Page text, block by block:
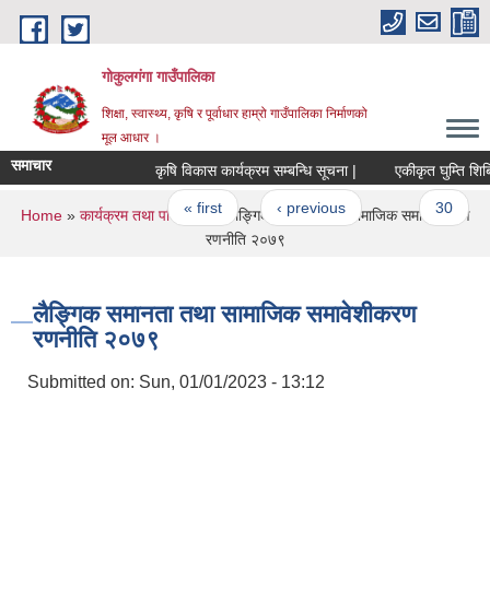
Skip to main content
गोकुलगंगा गाउँपालिका
शिक्षा, स्वास्थ्य, कृषि र पूर्वाधार हाम्रो गाउँपालिका निर्माणको
मूल आधार ।
समाचार कृषि विकास कार्यक्रम सम्बन्धि सूचना | एकीकृत घुम्ति
Pages
« first ‹ previous … 30
You are here
Home» कार्यक्रम तथा परियोजना» लैङ्गिक समानता तथा सामाजिक समावेशीकरण
रणनीति २०७९
लैङ्गिक समानता तथा सामाजिक समावेशीकरण
रणनीति २०७९
Submitted on: Sun, 01/01/2023 - 13:12